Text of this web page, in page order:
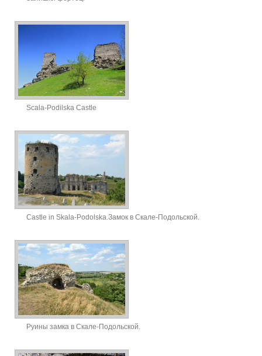
Scala-Podilska Castle
Castle in Skala-Podolska.Замок в Скале-Подольской.
Руины замка в Скале-Подольской.